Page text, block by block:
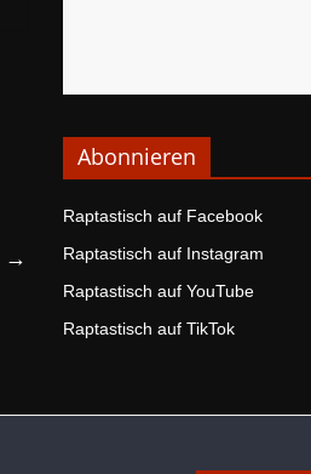
→
Abonnieren
Raptastisch auf Facebook
Raptastisch auf Instagram
Raptastisch auf YouTube
Raptastisch auf TikTok